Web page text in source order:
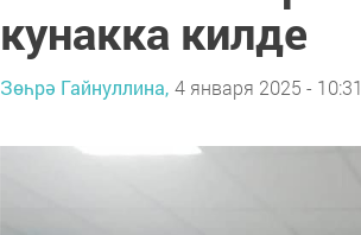
кунакка килде
Зөһрә Гайнуллина, 4 января 2025 - 10:31